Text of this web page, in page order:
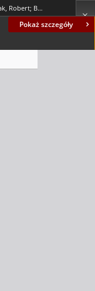
Pokaż szczegóły
Kłosowiak, Robert; Bartoszewicz, J; Urbaniak, Rafał